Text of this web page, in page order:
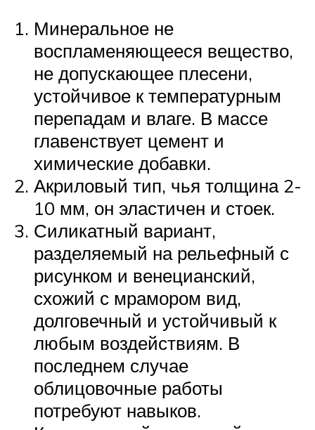
Минеральное не
воспламеняющееся вещество,
не допускающее плесени,
устойчивое к температурным
перепадам и влаге. В массе
главенствует цемент и
химические добавки.
Акриловый тип, чья толщина 2-
10 мм, он эластичен и стоек.
Силикатный вариант,
разделяемый на рельефный с
рисунком и венецианский,
схожий с мрамором вид,
долговечный и устойчивый к
любым воздействиям. В
последнем случае
облицовочные работы
потребуют навыков.